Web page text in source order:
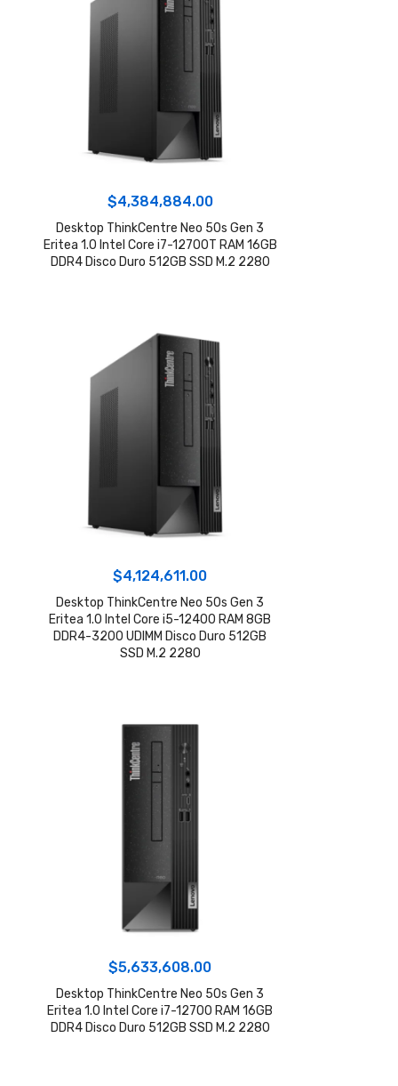
$4,384,884.00
Desktop ThinkCentre Neo 50s Gen 3
Eritea 1.0 Intel Core i7-12700T RAM 16GB
DDR4 Disco Duro 512GB SSD M.2 2280
$4,124,611.00
Desktop ThinkCentre Neo 50s Gen 3
Eritea 1.0 Intel Core i5-12400 RAM 8GB
DDR4-3200 UDIMM Disco Duro 512GB
SSD M.2 2280
$5,633,608.00
Desktop ThinkCentre Neo 50s Gen 3
Eritea 1.0 Intel Core i7-12700 RAM 16GB
DDR4 Disco Duro 512GB SSD M.2 2280